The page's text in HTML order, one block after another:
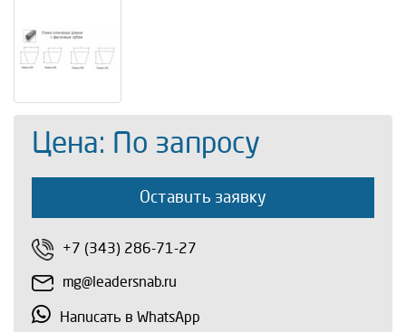
Цена: По запросу
Оставить заявку
+7 (343) 286-71-27
mg@leadersnab.ru
Написать в WhatsApp